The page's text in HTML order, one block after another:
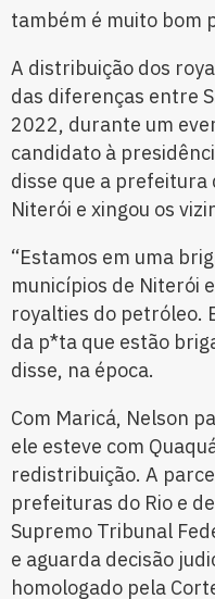
também é muito bom
A distribuição dos
das diferenças entre
2022, durante um
candidato à
disse que a prefeitura
Niterói e xingou os
“Estamos em uma
municípios de Niterói
royalties do petróleo.
da p*ta que estão
disse, na época.
Com Maricá, Nelson
ele esteve com
redistribuição. A
prefeituras do Rio e
Supremo Tribunal
e aguarda decisão
homologado pela